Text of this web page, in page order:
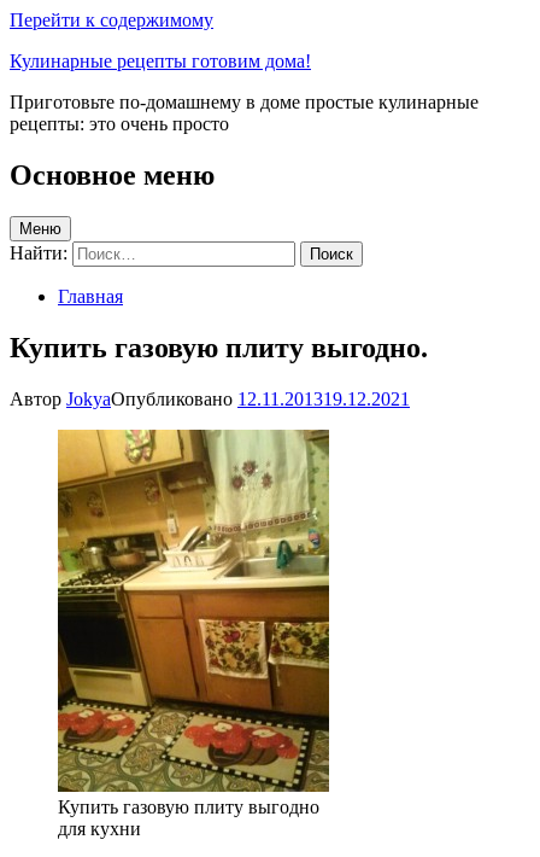
Перейти к содержимому
Кулинарные рецепты готовим дома!
Приготовьте по-домашнему в доме простые кулинарные
рецепты: это очень просто
Основное меню
Меню
Найти:
Главная
Купить газовую плиту выгодно.
Автор JokyaОпубликовано 12.11.201319.12.2021
Купить газовую плиту выгодно
для кухни